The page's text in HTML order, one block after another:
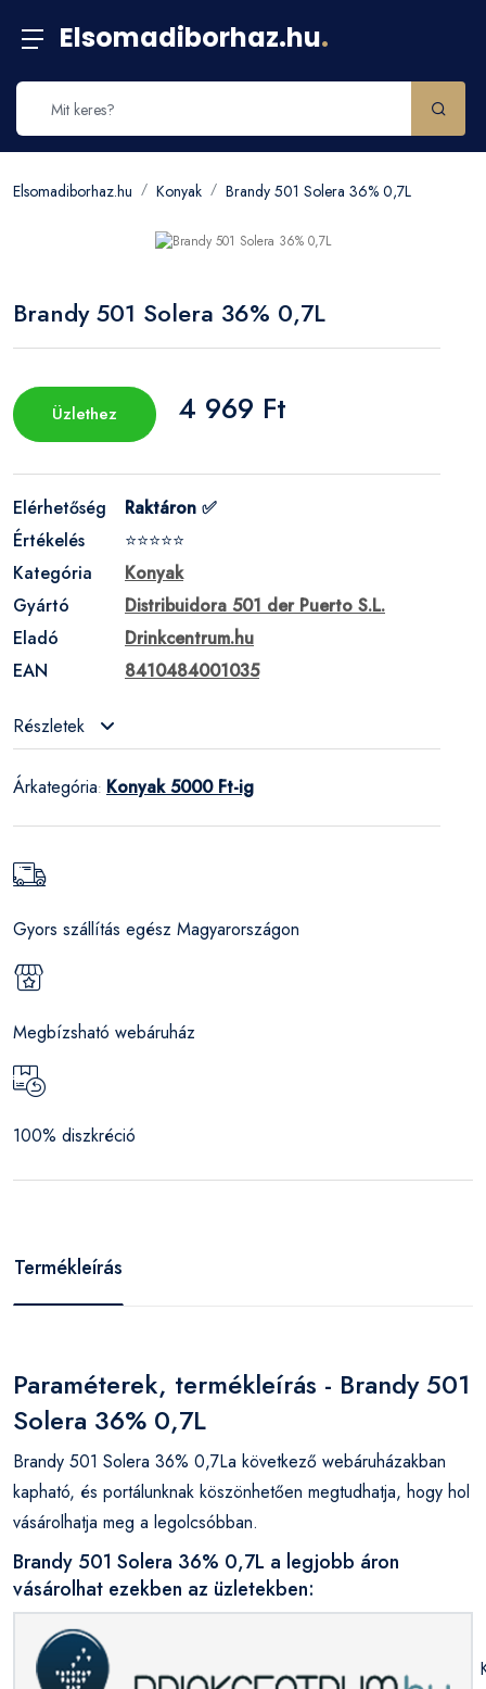
Elsomadiborhaz.hu.
Elsomadiborhaz.hu Konyak Brandy 501 Solera 36% 0,7L
Brandy 501 Solera 36% 0,7L
Üzlethez 4 969 Ft
Elérhetőség
Raktáron ✅
Értékelés
⭐⭐⭐⭐⭐
Kategória
Konyak
Gyártó
Distribuidora 501 der Puerto S.L.
Eladó
Drinkcentrum.hu
EAN
8410484001035
Részletek
Árkategória: Konyak 5000 Ft-ig
Gyors szállítás egész Magyarországon
Megbízsható webáruház
100% diszkréció
Termékleírás
Paraméterek, termékleírás - Brandy 501
Solera 36% 0,7L
Brandy 501 Solera 36% 0,7La következő webáruházakban
kapható, és portálunknak köszönhetően megtudhatja, hogy hol
vásárolhatja meg a legolcsóbban.
Brandy 501 Solera 36% 0,7L a legjobb áron
vásárolhat ezekben az üzletekben: